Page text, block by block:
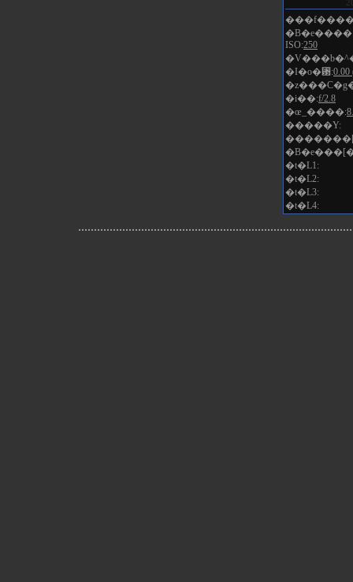
ISO:250
�I�o�␳:0.00
�i��:f/2.8
�œ_����:
�����Y:
�t�L1:
�t�L2:
�t�L3:
�t�L4: